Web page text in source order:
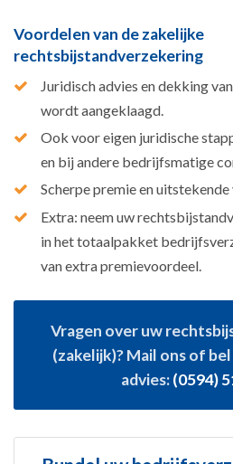
Voordelen van de zakelijke
rechtsbijstandverzekering
Juridisch advies en dekking
wordt aangeklaagd.
Ook voor eigen juridische
en bij andere bedrijfsmatige
Scherpe premie en
Extra: neem uw
in het totaalpakket
van extra premievoordeel.
Vragen over uw
(zakelijk)? Mail ons of
advies:(0594)